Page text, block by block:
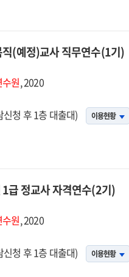
(예정)교사 직무연수(1기)
원, 2020
신청 후 1층 대출대) 이용현황
급 정교사 자격연수(2기)
원, 2020
신청 후 1층 대출대) 이용현황